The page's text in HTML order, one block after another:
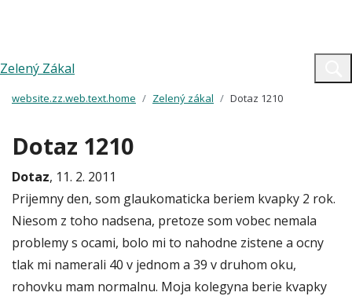
Zelený Zákal
website.zz.web.text.home Zelený zákal Dotaz 1210
Dotaz 1210
Dotaz, 11. 2. 2011
Prijemny den, som glaukomaticka beriem kvapky 2 rok.
Niesom z toho nadsena, pretoze som vobec nemala
problemy s ocami, bolo mi to nahodne zistene a ocny
tlak mi namerali 40 v jednom a 39 v druhom oku,
rohovku mam normalnu. Moja kolegyna berie kvapky